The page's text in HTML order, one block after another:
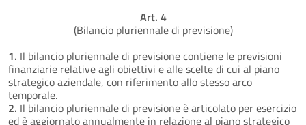
Art. 4
(Bilancio pluriennale di previsione)
1. Il bilancio pluriennale di previsione contiene le previsioni
finanziarie relative agli obiettivi e alle scelte di cui al piano
strategico aziendale, con riferimento allo stesso arco
temporale.
2. Il bilancio pluriennale di previsione è articolato per esercizio
ed è aggiornato annualmente in relazione al piano strategico